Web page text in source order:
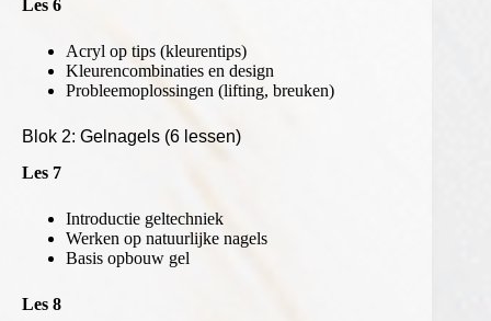
Les 6
Acryl op tips (kleurentips)
Kleurencombinaties en design
Probleemoplossingen (lifting, breuken)
Blok 2: Gelnagels (6 lessen)
Les 7
Introductie geltechniek
Werken op natuurlijke nagels
Basis opbouw gel
Les 8